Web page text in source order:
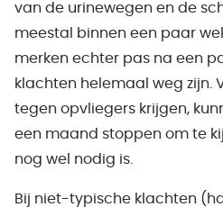
van de urinewegen en de
meestal binnen een paar
merken echter pas na een
klachten helemaal weg zijn.
tegen opvliegers krijgen,
een maand stoppen om te
nog wel nodig is.
Bij niet-typische klachten